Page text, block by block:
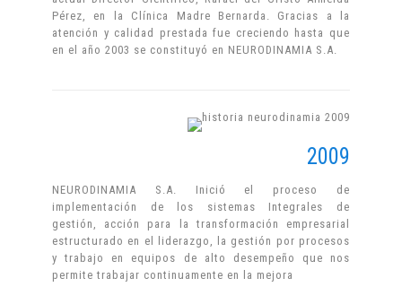
Pérez, en la Clínica Madre Bernarda. Gracias a la
atención y calidad prestada fue creciendo hasta que
en el año 2003 se constituyó en NEURODINAMIA S.A.
2009
NEURODINAMIA S.A. Inició el proceso de
implementación de los sistemas Integrales de
gestión, acción para la transformación empresarial
estructurado en el liderazgo, la gestión por procesos
y trabajo en equipos de alto desempeño que nos
permite trabajar continuamente en la mejora